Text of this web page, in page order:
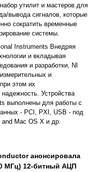
утилит и мастеров для
вывода сигналов, которые
сократить временные
системы.
Instruments Внедряя
и вкладывая
и разработки, NI
и
этом их
Устройства
выполнены для работы с
- PCI, PXI, USB - под
Mac OS X и др.
анонсировала
МГц) 12-битный АЦП